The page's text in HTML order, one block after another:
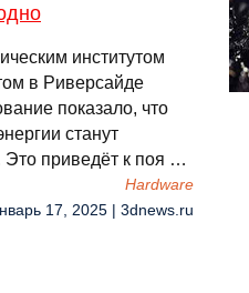
институтом
в Риверсайде
показало, что
станут
Это приведёт к поя …
Hardware
17, 2025 | 3dnews.ru